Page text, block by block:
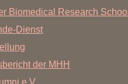
Biomedical Research School
Dienst
der MHH
e.V.